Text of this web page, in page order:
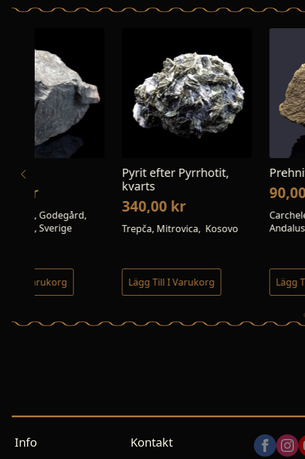
Pyrit efter Pyrrhotit,
kvarts
340,00
Trepča, Mitrovica, Kosovo
Lägg Till I Varukorg
Prehnit
Carchelejo, Carcheles, Jaen,
Andalusien, Spanien
Lägg Till I Varukorg
Info Kontakt